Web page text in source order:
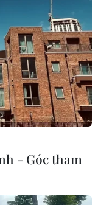
- Góc tham